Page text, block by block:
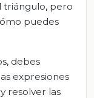
triángulo, pero
puedes
debes
expresiones
resolver las